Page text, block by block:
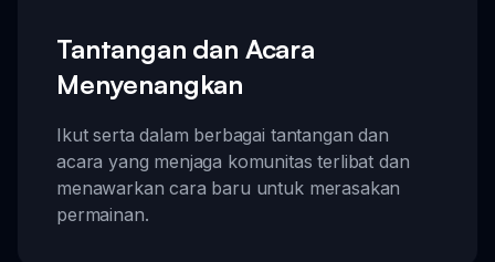
Tantangan dan Acara
Menyenangkan
Ikut serta dalam berbagai tantangan dan
acara yang menjaga komunitas terlibat dan
menawarkan cara baru untuk merasakan
permainan.